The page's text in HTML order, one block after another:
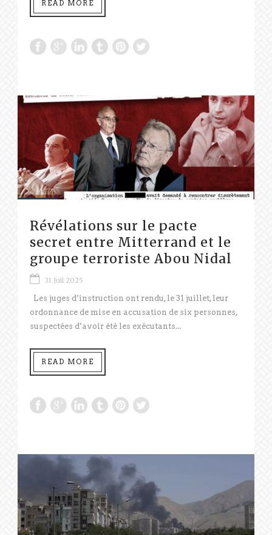
READ MORE
Révélations sur le pacte
secret entre Mitterrand et le
groupe terroriste Abou Nidal
31 Juil 2025
Les juges d’instruction ont rendu, le 31 juillet, leur
ordonnance de mise en accusation de six personnes,
suspectées d’avoir été les exécutants...
READ MORE